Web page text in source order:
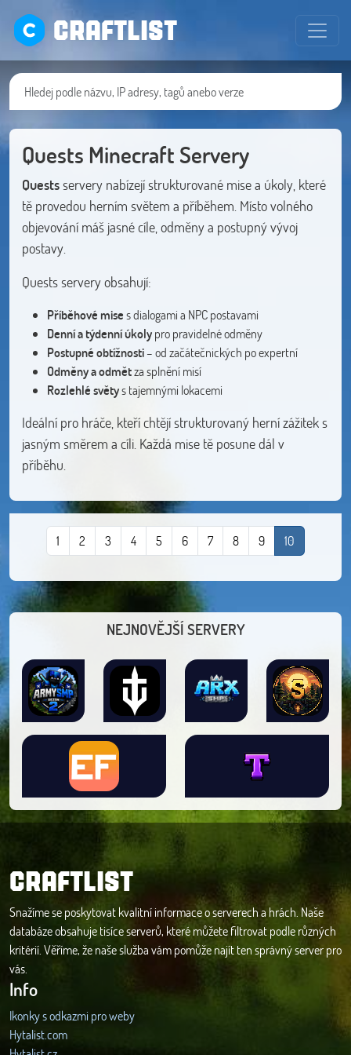
CRAFTLIST
Quests Minecraft Servery
Questsservery nabízejí strukturované mise a úkoly, které
tě provedou herním světem a příběhem. Místo volného
objevování máš jasné cíle, odměny a postupný vývoj
postavy.
Quests servery obsahují:
Příběhové mises dialogami a NPC postavami
Denní a týdenní úkolypro pravidelné odměny
Postupné obtížnosti– od začátečnických po expertní
Odměny a odmětza splnění misí
Rozlehlé světys tajemnými lokacemi
Ideální pro hráče, kteří chtějí strukturovaný herní zážitek s
jasným směrem a cíli. Každá mise tě posune dál v
příběhu.
1 2 3 4 5 6 7 8 9 10
NEJNOVĚJŠÍ SERVERY
CRAFTLIST
Snažíme se poskytovat kvalitní informace o serverech a hrách. Naše
databáze obsahuje tisíce serverů, které můžete filtrovat podle různých
kritérií. Věříme, že naše služba vám pomůže najít ten správný server pro
vás.
Info
Ikonky s odkazmi pro weby
Hytalist.com